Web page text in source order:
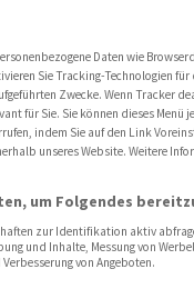
Daten wie
Sie Tracking-Technologien
Zwecke. Wenn Tracker
für Sie. Sie können dieses Menü
indem Sie auf den Link
unseres Website. Weitere
um Folgendes
zur Identifikation aktiv
und Inhalte, Messung von
von Angeboten.